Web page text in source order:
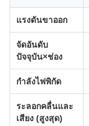
แรงดันขาออก
จัดอันดับ
ปัจจุบัน×ช่อง
กำลังไฟพิกัด
ระลอกคลื่นและ
เสียง (สูงสุด)